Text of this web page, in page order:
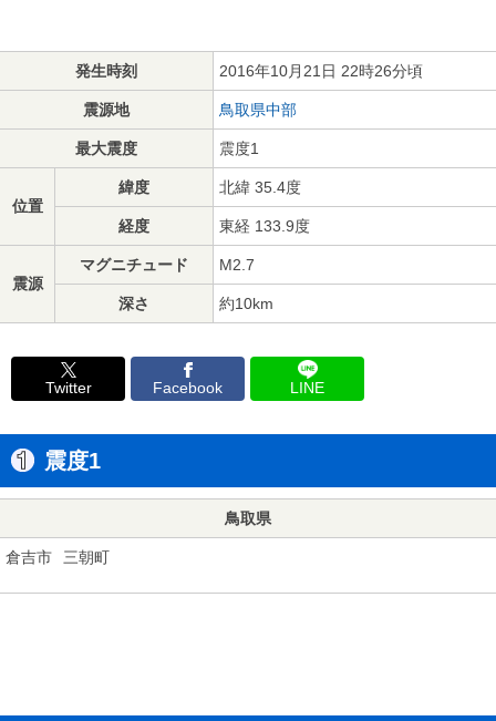
発生時刻 2016年10月21日 22時26分頃
震源地 鳥取県中部
最大震度 震度1
位置
緯度 北緯 35.4度
経度 東経 133.9度
震源
マグニチュード M2.7
深さ 約10km
Twitter Facebook LINE
震度1
鳥取県
倉吉市 三朝町